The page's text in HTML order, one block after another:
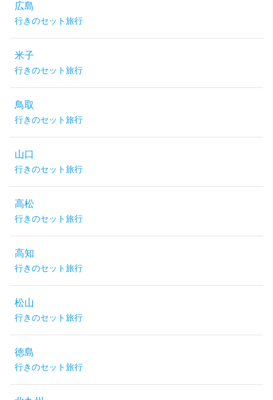
広島
行きのセット旅行
米子
行きのセット旅行
鳥取
行きのセット旅行
山口
行きのセット旅行
高松
行きのセット旅行
高知
行きのセット旅行
松山
行きのセット旅行
徳島
行きのセット旅行